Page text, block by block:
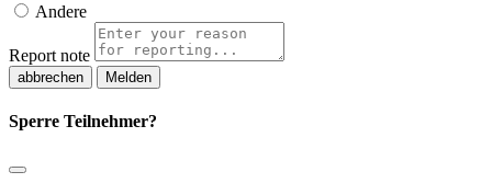
Andere
Report note
Melden
Sperre Teilnehmer?